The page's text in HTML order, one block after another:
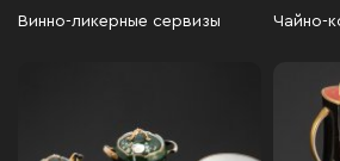
Винно-ликерные сервизы Чайно-